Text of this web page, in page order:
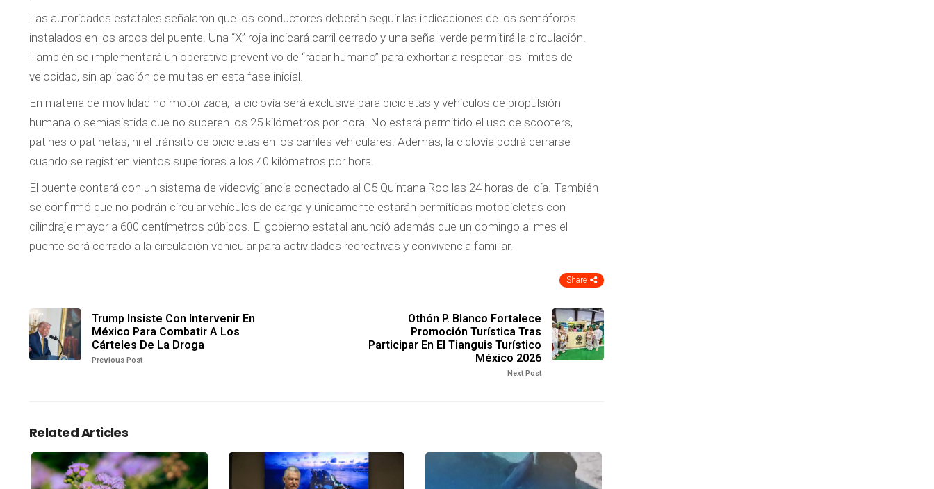
Las autoridades estatales señalaron que los conductores deberán seguir las indicaciones de los semáforos
instalados en los arcos del puente. Una “X” roja indicará carril cerrado y una señal verde permitirá la circulación.
También se implementará un operativo preventivo de “radar humano” para exhortar a respetar los límites de
velocidad, sin aplicación de multas en esta fase inicial.
En materia de movilidad no motorizada, la ciclovía será exclusiva para bicicletas y vehículos de propulsión
humana o semiasistida que no superen los 25 kilómetros por hora. No estará permitido el uso de scooters,
patines o patinetas, ni el tránsito de bicicletas en los carriles vehiculares. Además, la ciclovía podrá cerrarse
cuando se registren vientos superiores a los 40 kilómetros por hora.
El puente contará con un sistema de videovigilancia conectado al C5 Quintana Roo las 24 horas del día. También
se confirmó que no podrán circular vehículos de carga y únicamente estarán permitidas motocicletas con
cilindraje mayor a 600 centímetros cúbicos. El gobierno estatal anunció además que un domingo al mes el
puente será cerrado a la circulación vehicular para actividades recreativas y convivencia familiar.
Share
Trump Insiste Con Intervenir En
México Para Combatir A Los
Cárteles De La Droga
Previous Post
Othón P. Blanco Fortalece
Promoción Turística Tras
Participar En El Tianguis Turístico
México 2026
Next Post
Related Articles